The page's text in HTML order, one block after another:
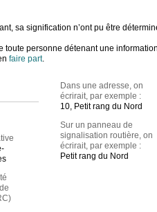
sa signification n’ont pu être
toute personne détenant une
faire part.
Dans une adresse, on
écrirait, par exemple :
10, Petit rang du Nord
Sur un panneau de
signalisation routière, on
écrirait, par exemple :
Petit rang du Nord